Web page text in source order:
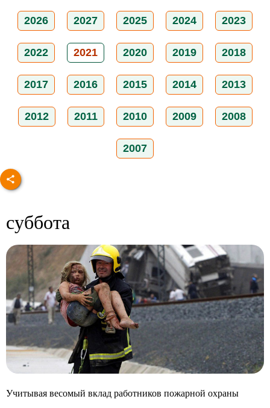
2026 2027 2025 2024 2023
2022 2021 2020 2019 2018
2017 2016 2015 2014 2013
2012 2011 2010 2009 2008
2007
суббота
Учитывая весомый вклад работников пожарной охраны